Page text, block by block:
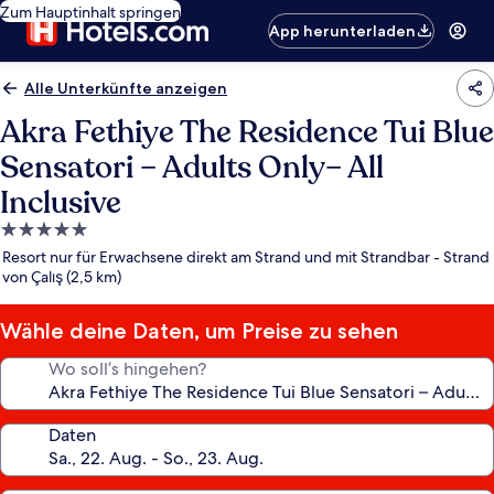
Zum Hauptinhalt springen
App herunterladen
Alle Unterkünfte anzeigen
Akra Fethiye The Residence Tui Blue
Sensatori – Adults Only– All
Inclusive
5.0-
Sterne-
Unterkunft
Resort nur für Erwachsene direkt am Strand und mit Strandbar - Strand
von Çalış (2,5 km)
Wähle deine Daten, um Preise zu sehen
Wo soll’s hingehen?
Daten